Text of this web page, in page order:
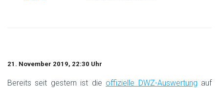
21. November 2019, 22:30 Uhr
Bereits seit gestern ist die offizielle DWZ-Auswertung auf